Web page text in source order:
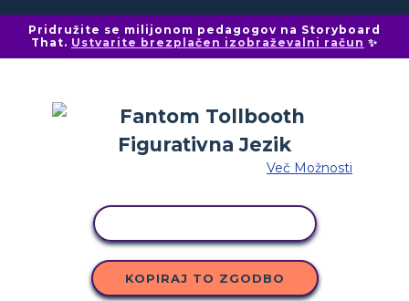
Pridružite se milijonom pedagogov na Storyboard
That. Ustvarite brezplačen izobraževalni račun ✨
Več Možnosti
KOPIRAJ TO ZGODBO